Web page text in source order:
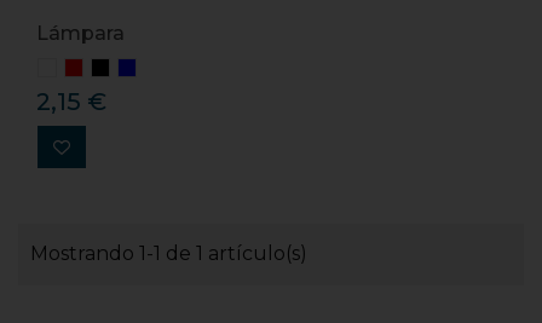
Lámpara
2,15 €
Mostrando 1-1 de 1 artículo(s)